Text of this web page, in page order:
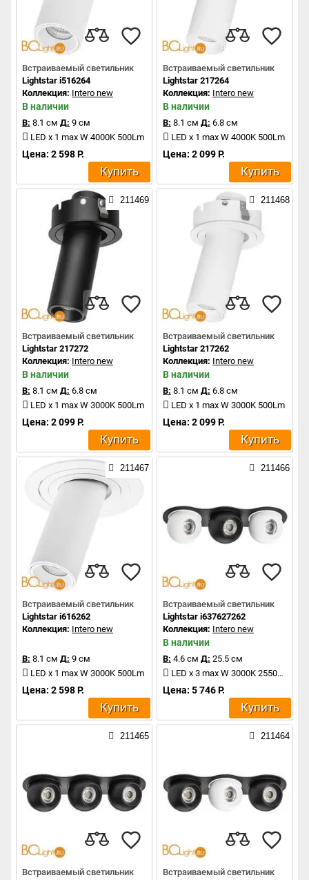
Встраиваемый светильник
Lightstar i516264
Коллекция: Intero new
В наличии
В: 8.1 см Д: 9 см
LED x 1 max W 4000K 500Lm
Цена: 2 598 Р.
Купить
Встраиваемый светильник
Lightstar 217264
Коллекция: Intero new
В наличии
В: 8.1 см Д: 6.8 см
LED x 1 max W 4000K 500Lm
Цена: 2 099 Р.
Купить
211469
Встраиваемый светильник
Lightstar 217272
Коллекция: Intero new
В наличии
В: 8.1 см Д: 6.8 см
LED x 1 max W 3000K 500Lm
Цена: 2 099 Р.
Купить
211468
Встраиваемый светильник
Lightstar 217262
Коллекция: Intero new
В наличии
В: 8.1 см Д: 6.8 см
LED x 1 max W 3000K 500Lm
Цена: 2 099 Р.
Купить
211467
Встраиваемый светильник
Lightstar i616262
Коллекция: Intero new
В: 8.1 см Д: 9 см
LED x 1 max W 3000K 500Lm
Цена: 2 598 Р.
Купить
211466
Встраиваемый светильник
Lightstar i637627262
Коллекция: Intero new
В наличии
В: 4.6 см Д: 25.5 см
LED x 3 max W 3000K 2550Lm
Цена: 5 746 Р.
Купить
211465
Встраиваемый светильник
211464
Встраиваемый светильник